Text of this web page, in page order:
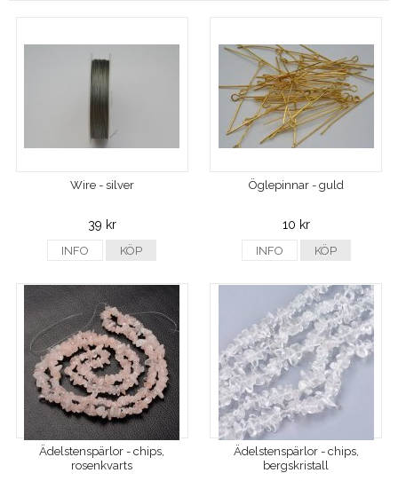
Wire - silver
39 kr
INFO KÖP
Öglepinnar - guld
10 kr
INFO KÖP
Ädelstenspärlor - chips,
rosenkvarts
Ädelstenspärlor - chips,
bergskristall